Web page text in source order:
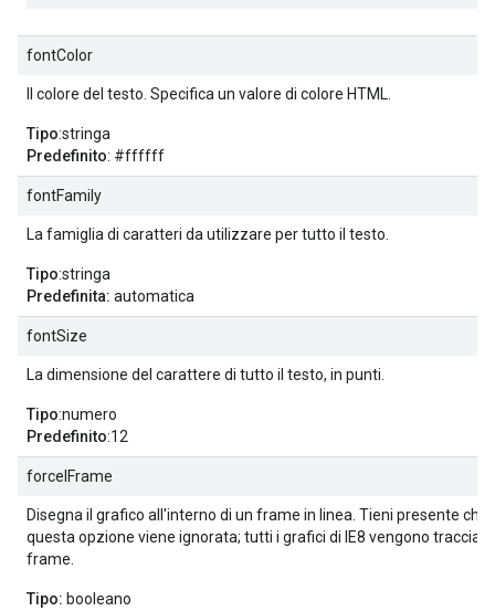
fontColor
Il colore del testo. Specifica un valore di colore HTML.
Tipo:stringa
Predefinito: #ffffff
fontFamily
La famiglia di caratteri da utilizzare per tutto il testo.
Tipo:stringa
Predefinita: automatica
fontSize
La dimensione del carattere di tutto il testo, in punti.
Tipo:numero
Predefinito:12
forceIFrame
Disegna il grafico all'interno di un frame in linea. Tieni presente che
questa opzione viene ignorata; tutti i grafici di IE8 vengono tracciati
frame.
Tipo: booleano